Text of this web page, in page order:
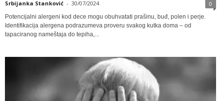
Srbijanka Stanković - 30/07/2024 0
Potencijalni alergeni kod dece mogu obuhvatati prašinu, buđ, polen i perje.
Identifikacija alergena podrazumeva proveru svakog kutka doma – od
tapaciranog nameštaja do tepiha,...